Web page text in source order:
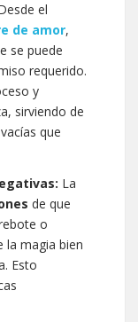
el
de amor,
se puede
requerido.
y
sirviendo de
que
La
de que
o
la magia bien
Esto